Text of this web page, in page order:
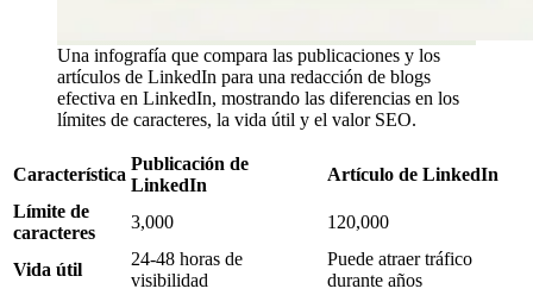
Una infografía que compara las publicaciones y los
artículos de LinkedIn para una redacción de blogs
efectiva en LinkedIn, mostrando las diferencias en los
límites de caracteres, la vida útil y el valor SEO.
Característica
Publicación de
LinkedIn
Artículo de LinkedIn
Límite de
caracteres
3,000 120,000
Vida útil
24-48 horas de
visibilidad
Puede atraer tráfico
durante años